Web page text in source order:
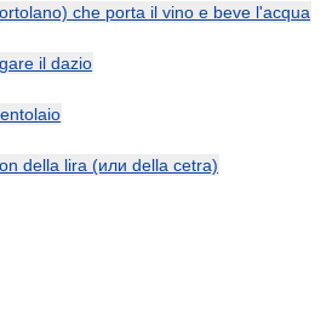
che porta il vino e beve l'acqua
il dazio
della lira (или della cetra)